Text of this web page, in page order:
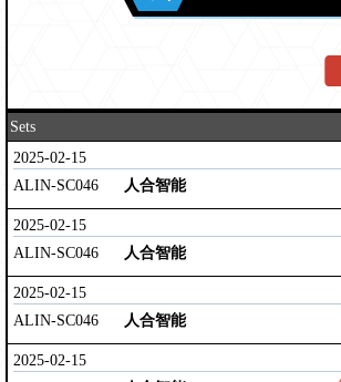
Sets
2025-02-15
ALIN-SC046
人合智能
2025-02-15
ALIN-SC046
人合智能
2025-02-15
ALIN-SC046
人合智能
2025-02-15